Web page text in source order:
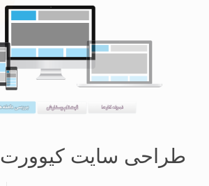
طراحی سایت کیوورت